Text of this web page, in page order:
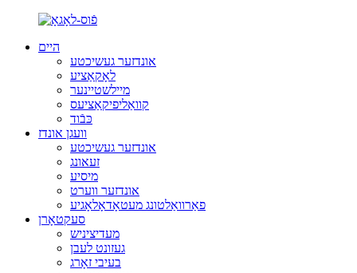
היים
אונדזער געשיכטע
לאָקאַציע
מיילשטיינער
קוואַליפיקאַציעס
כּבֿוד
וועגן אונדז
אונדזער געשיכטע
זעאונג
מיסיע
אונדזער ווערט
פאַרוואַלטונג מעטאָדאָלאָגיע
סעקטאָרן
מעדיציניש
געזונט לעבן
בעיבי זאָרג